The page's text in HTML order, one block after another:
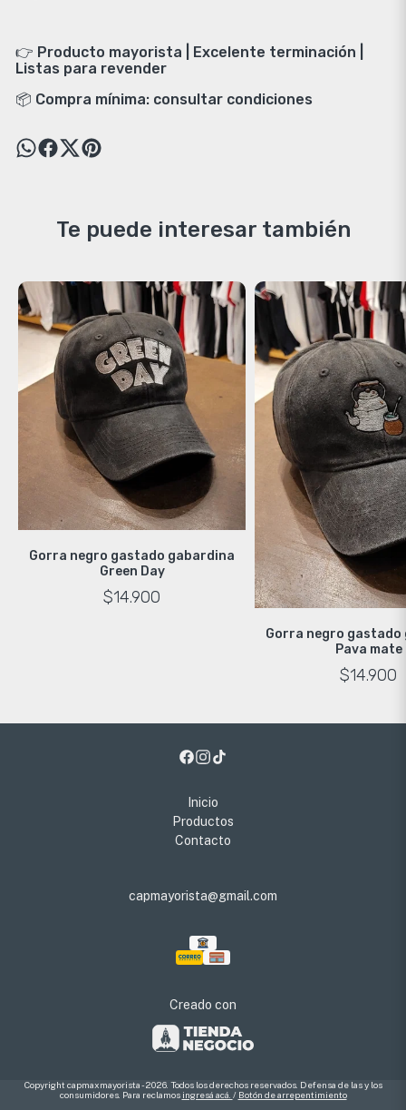
👉 Producto mayorista | Excelente terminación |
Listas para revender
📦 Compra mínima: consultar condiciones
Te puede interesar también
Gorra negro gastado gabardina
Green Day
$14.900
Gorra negro
Pava mate
$14.900
Inicio
Productos
Contacto
capmayorista@gmail.com
Creado con
Copyright capmaxmayorista - 2026. Todos los derechos reservados. Defensa de las y los
consumidores. Para reclamos ingresá acá. / Botón de arrepentimiento